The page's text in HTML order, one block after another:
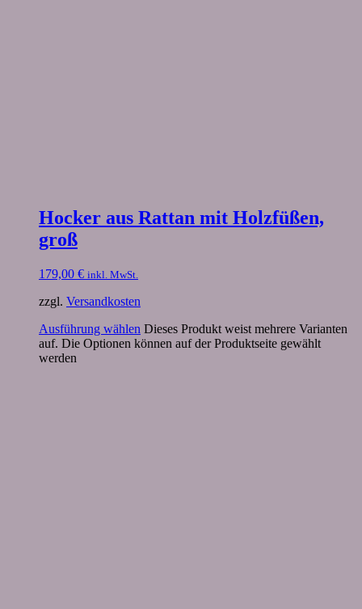
Hocker aus Rattan mit Holzfüßen,
groß
179,00 € inkl. MwSt.
zzgl. Versandkosten
Ausführung wählen Dieses Produkt weist mehrere Varianten
auf. Die Optionen können auf der Produktseite gewählt
werden